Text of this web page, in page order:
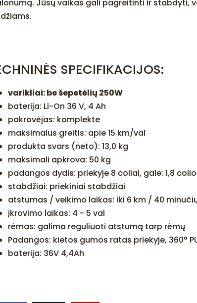
Jūsų vaikas gali pagreitinti ir stabdyti,
SPECIFIKACIJOS:
varikliai: be šepetėlių 250W
baterija: Li-On 36 V, 4 Ah
pakrovėjas: komplekte
maksimalus greitis: apie 15 km/val
produkta svars (neto): 13,0 kg
maksimali apkrova: 50 kg
padangos dydis: priekyje 8 coliai, gale: 1,8 colio
stabdžiai: priekiniai stabdžiai
atstumas / veikimo laikas: iki 6 km / 40
įkrovimo laikas: 4 - 5 val
rėmas: galima reguliuoti atstumą tarp rėmų
Padangos: kietos gumos ratas priekyje, 360°
baterija: 36V 4,4Ah